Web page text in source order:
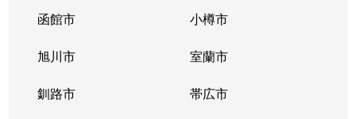
北３５条東
北34条
北３５条東
新道東
北３６条東
新道東
函館市 小樽市
旭川市 室蘭市
釧路市 帯広市